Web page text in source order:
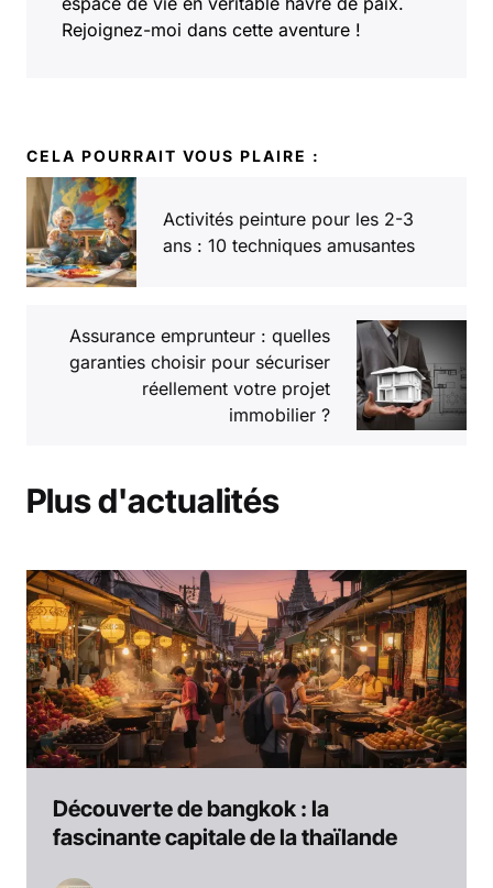
Rejoignez-moi dans cette aventure !
CELA POURRAIT VOUS PLAIRE :
Activités peinture pour les 2-3
ans : 10 techniques amusantes
Assurance emprunteur : quelles
garanties choisir pour sécuriser
réellement votre projet
immobilier ?
Plus d'actualités
Découverte de bangkok : la
fascinante capitale de la thaïlande